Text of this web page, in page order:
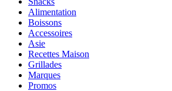
Alimentation
Boissons
Accessoires
Asie
Recettes Maison
Grillades
Marques
Promos